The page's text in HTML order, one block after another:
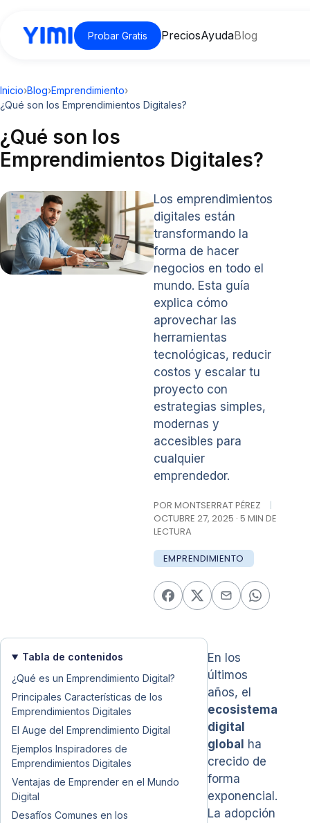
Probar Gratis PreciosAyudaBlog
Inicio›Blog›Emprendimiento›
¿Qué son los Emprendimientos Digitales?
¿Qué son los
Emprendimientos Digitales?
Los emprendimientos
digitales están
transformando la
forma de hacer
negocios en todo el
mundo. Esta guía
explica cómo
aprovechar las
herramientas
tecnológicas, reducir
costos y escalar tu
proyecto con
estrategias simples,
modernas y
accesibles para
cualquier
emprendedor.
POR MONTSERRAT PÉREZ
|
OCTUBRE 27, 2025 · 5 MIN DE
LECTURA
EMPRENDIMIENTO
Tabla de contenidos
¿Qué es un Emprendimiento Digital?
Principales Características de los
Emprendimientos Digitales
El Auge del Emprendimiento Digital
Ejemplos Inspiradores de
Emprendimientos Digitales
Ventajas de Emprender en el Mundo
Digital
Desafíos Comunes en los
En los
últimos
años, el
ecosistema
digital
global
ha
crecido de
forma
exponencial.
La adopción